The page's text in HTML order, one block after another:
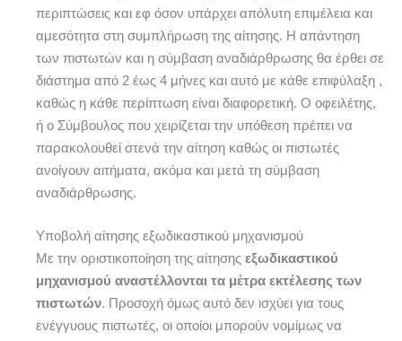
περιπτώσεις και εφ όσον υπάρχει απόλυτη επιμέλεια και
αμεσότητα στη συμπλήρωση της αίτησης. Η απάντηση
των πιστωτών και η σύμβαση αναδιάρθρωσης θα έρθει σε
διάστημα από 2 έως 4 μήνες και αυτό με κάθε επιφύλαξη ,
καθώς η κάθε περίπτωση είναι διαφορετική. Ο οφειλέτης,
ή ο Σύμβουλος που χειρίζεται την υπόθεση πρέπει να
παρακολουθεί στενά την αίτηση καθώς οι πιστωτές
ανοίγουν αιτήματα, ακόμα και μετά τη σύμβαση
αναδιάρθρωσης.
Υποβολή αίτησης εξωδικαστικού μηχανισμού
Με την οριστικοποίηση της αίτησης εξωδικαστικού
μηχανισμού αναστέλλονται τα μέτρα εκτέλεσης των
πιστωτών. Προσοχή όμως αυτό δεν ισχύει για τους
ενέγγυους πιστωτές, οι οποίοι μπορούν νομίμως να